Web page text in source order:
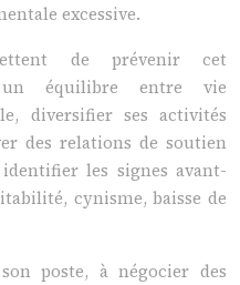
excessive.
de prévenir cet
équilibre entre vie
diversifier ses activités
des relations de soutien
les signes avant-
cynisme, baisse de
poste, à négocier des